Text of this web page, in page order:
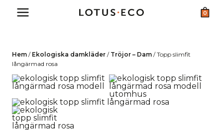
0
Hem / Ekologiska damkläder / Tröjor – Dam /Topp slimfit
långärmad rosa